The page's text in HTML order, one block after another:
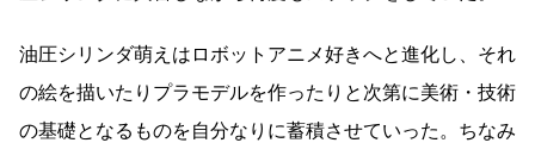
油圧シリンダ萌えはロボットアニメ好きへと進化し、それ
の絵を描いたりプラモデルを作ったりと次第に美術・技術
の基礎となるものを自分なりに蓄積させていった。ちなみ